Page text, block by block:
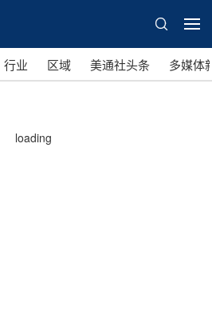
行业 区域 美通社头条 多媒体
loading